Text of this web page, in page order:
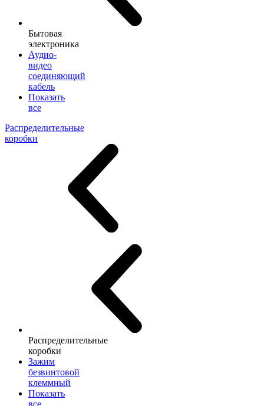
Бытовая
электроника
Аудио-
видео
соединяющий
кабель
Показать
все
Распределительные
коробки
Распределительные
коробки
Зажим
безвинтовой
клеммный
Показать